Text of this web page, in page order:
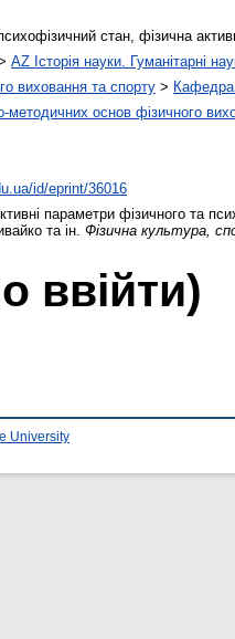
стан, фізична
AZ Історія науки. Гуманітарні
виховання та спорту > Кафедра
методичних основ фізичного
id/eprint/36016
параметри фізичного та
та ін. Фізична культура,
ввійти)
University